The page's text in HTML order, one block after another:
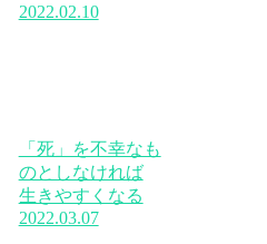
2022.02.10
「死」を不幸なも
のとしなければ
生きやすくなる
2022.03.07